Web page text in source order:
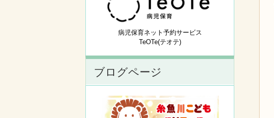
病児保育ネット予約サービス
TeOTe(テオテ)
ブログページ